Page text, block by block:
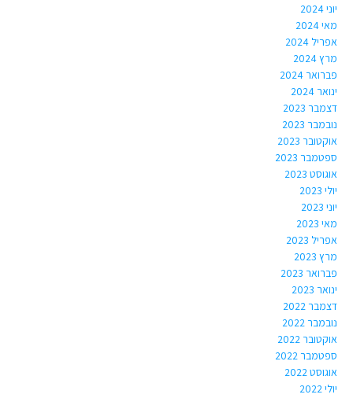
יוני 2024
מאי 2024
אפריל 2024
מרץ 2024
פברואר 2024
ינואר 2024
דצמבר 2023
נובמבר 2023
אוקטובר 2023
ספטמבר 2023
אוגוסט 2023
יולי 2023
יוני 2023
מאי 2023
אפריל 2023
מרץ 2023
פברואר 2023
ינואר 2023
דצמבר 2022
נובמבר 2022
אוקטובר 2022
ספטמבר 2022
אוגוסט 2022
יולי 2022